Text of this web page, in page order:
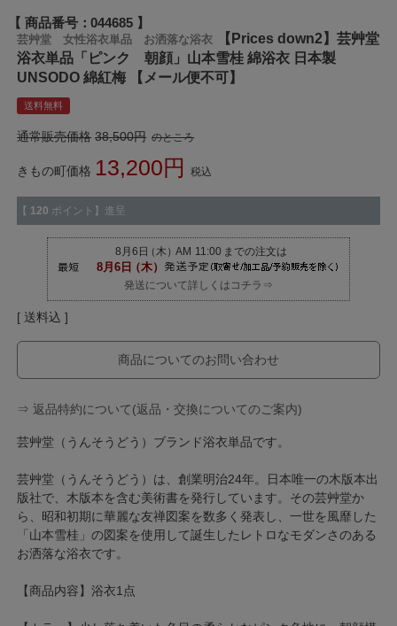
商品番号 044685
芸艸堂 女性浴衣単品 お洒落な浴衣
【Prices down2】芸艸堂
浴衣単品「ピンク 朝顔」山本雪桂 綿浴衣 日本製
UNSODO 綿紅梅 【メール便不可】
送料無料
通常販売価格 38,500 のところ
きもの町価格 13,200 税込
【 120 ポイント】進呈
発送について詳しくはコチラ⇒
送料込
商品についてのお問い合わせ
⇒ 返品特約について(返品・交換についてのご案内)
芸艸堂（うんそうどう）ブランド浴衣単品です。
芸艸堂（うんそうどう）は、創業明治24年。日本唯一の木版本出
版社で、木版本を含む美術書を発行しています。その芸艸堂か
ら、昭和初期に華麗な友禅図案を数多く発表し、一世を風靡した
「山本雪桂」の図案を使用して誕生したレトロなモダンさのある
お洒落な浴衣です。
【商品内容】浴衣1点